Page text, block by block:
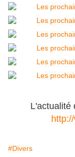
L'actualité
#Divers